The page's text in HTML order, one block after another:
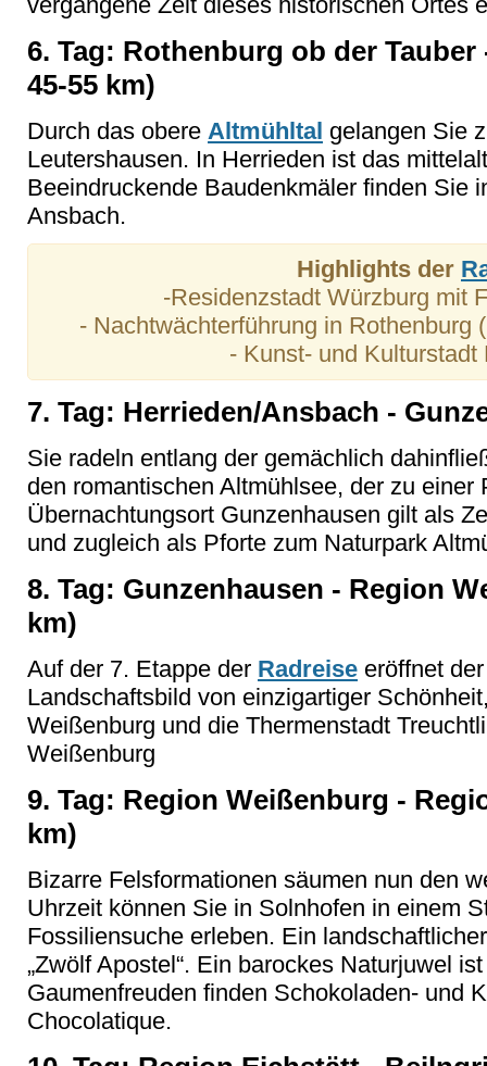
6. Tag: Rothenburg ob der
45-55 km)
Durch das obere Altmühltal gelangen Sie
Leutershausen. In Herrieden ist das
Beeindruckende Baudenkmäler finden Sie
Ansbach.
Highlights der
-Residenzstadt Würzburg mit
- Nachtwächterführung in Rothenburg
- Kunst- und Kulturstadt
7. Tag: Herrieden/Ansbach -
Sie radeln entlang der gemächlich
den romantischen Altmühlsee, der zu einer
Übernachtungsort Gunzenhausen gilt als
und zugleich als Pforte zum Naturpark
8. Tag: Gunzenhausen - Region
km)
Auf der 7. Etappe der Radreise eröffnet
Landschaftsbild von einzigartiger
Weißenburg und die Thermenstadt
Weißenburg
9. Tag: Region Weißenburg -
km)
Bizarre Felsformationen säumen nun den
Uhrzeit können Sie in Solnhofen in einem
Fossiliensuche erleben. Ein
„Zwölf Apostel“. Ein barockes Naturjuwel
Gaumenfreuden finden Schokoladen- und
Chocolatique.